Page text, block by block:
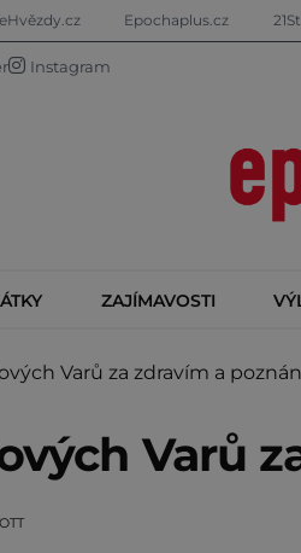
Epochaplus.cz
Instagram
ZAJÍMAVOSTI
Varů za zdravím a
Varů